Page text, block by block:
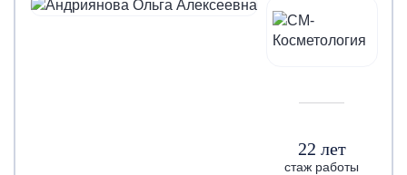
22 лет
стаж работы